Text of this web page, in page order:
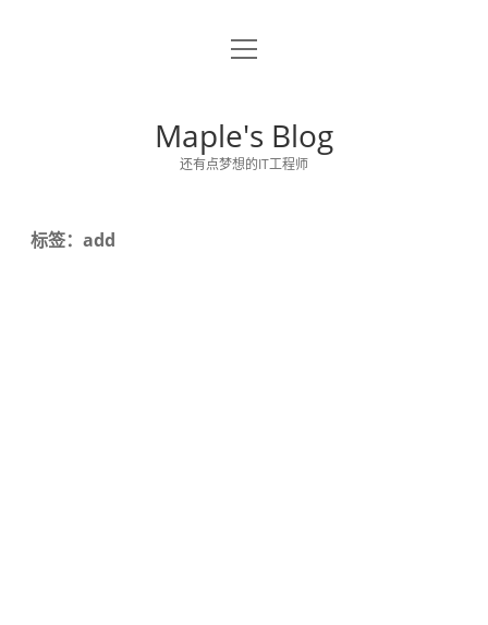
关于博主
o
m
e
n
Maple's Blog
还有点梦想的IT工程师
标签：add